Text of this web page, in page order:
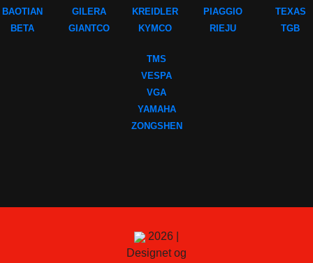
BAOTIAN
BETA
GILERA
GIANTCO
KREIDLER
KYMCO
PIAGGIO
RIEJU
TEXAS
TGB
TMS
VESPA
VGA
YAMAHA
ZONGSHEN
2026 |
Designet og